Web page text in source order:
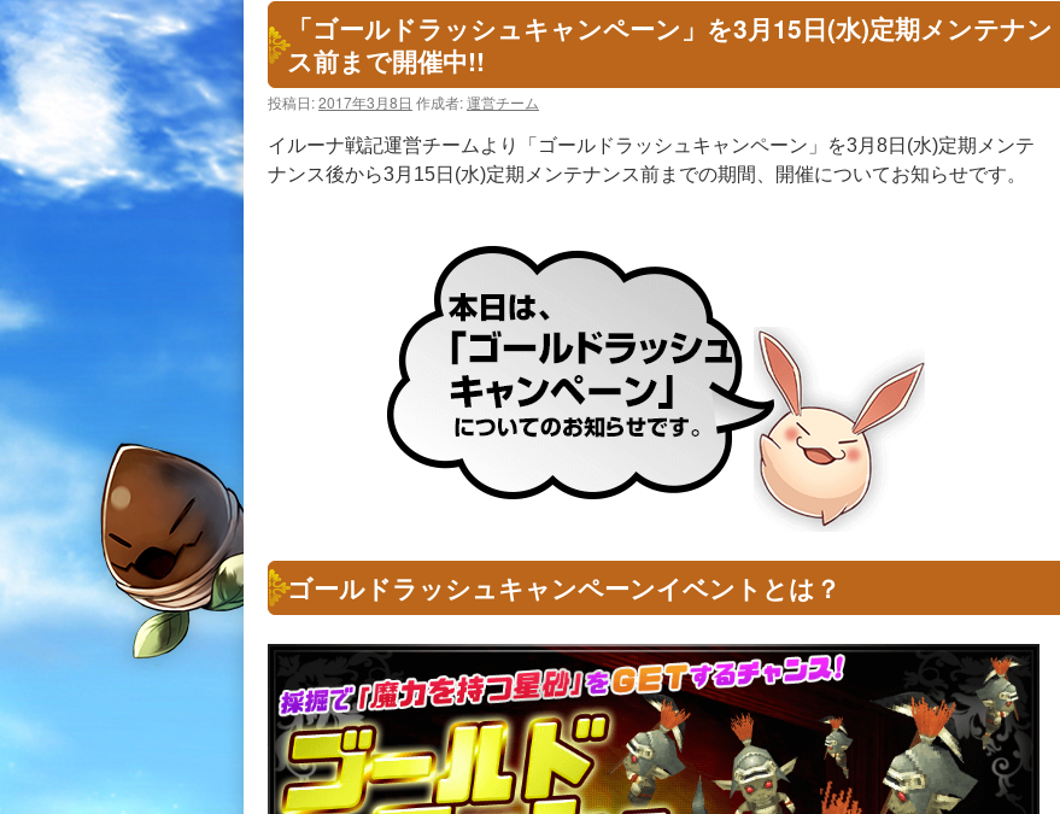
「ゴールドラッシュキャンペーン」を3月15日(水)定期メンテナン
ス前まで開催中!!
投稿日:2017年3月8日 作成者:運営チーム
イルーナ戦記運営チームより「ゴールドラッシュキャンペーン」を3月8日(水)定期メンテ
ナンス後から3月15日(水)定期メンテナンス前までの期間、開催についてお知らせです。
ゴールドラッシュキャンペーンイベントとは？